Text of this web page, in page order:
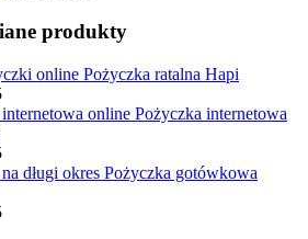
produkty
Pożyczka ratalna Hapi
Pożyczka internetowa
Pożyczka gotówkowa